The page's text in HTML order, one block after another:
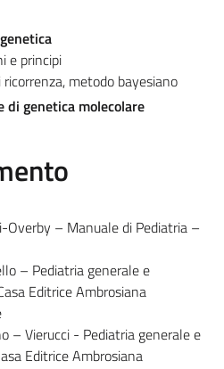
e principi
ricorrenza, metodo bayesiano
di genetica molecolare
Overby – Manuale di Pediatria –
– Pediatria generale e
Editrice Ambrosiana
– Vierucci - Pediatria generale e
Editrice Ambrosiana